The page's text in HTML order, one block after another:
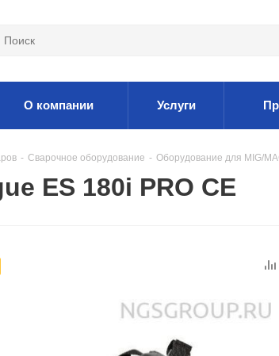
О компании Услуги
- Сварочное оборудование - Оборудование для MIG/
ES 180i PRO CE